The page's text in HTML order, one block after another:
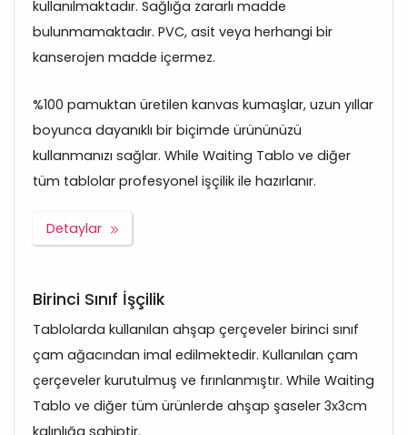
kullanılmaktadır. Sağlığa zararlı madde
bulunmamaktadır. PVC, asit veya herhangi bir
kanserojen madde içermez.
%100 pamuktan üretilen kanvas kumaşlar, uzun yıllar
boyunca dayanıklı bir biçimde ürününüzü
kullanmanızı sağlar. While Waiting Tablo ve diğer
tüm tablolar profesyonel işçilik ile hazırlanır.
Detaylar
Birinci Sınıf İşçilik
Tablolarda kullanılan ahşap çerçeveler birinci sınıf
çam ağacından imal edilmektedir. Kullanılan çam
çerçeveler kurutulmuş ve fırınlanmıştır. While Waiting
Tablo ve diğer tüm ürünlerde ahşap şaseler 3x3cm